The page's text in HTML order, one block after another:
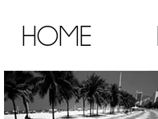
HOME